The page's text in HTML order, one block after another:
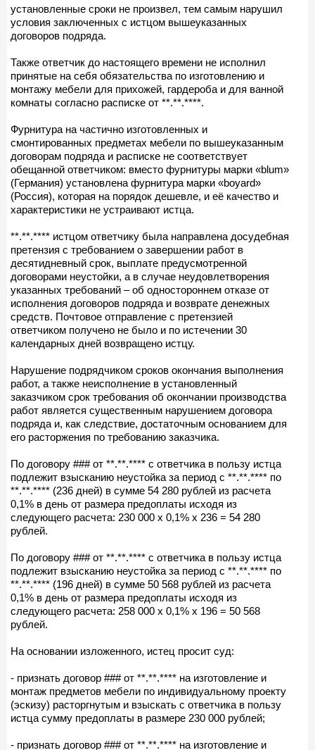
установленные сроки не произвел, тем самым нарушил
условия заключенных с истцом вышеуказанных
договоров подряда.
Также ответчик до настоящего времени не исполнил
принятые на себя обязательства по изготовлению и
монтажу мебели для прихожей, гардероба и для ванной
комнаты согласно расписке от **.**.****.
Фурнитура на частично изготовленных и
смонтированных предметах мебели по вышеуказанным
договорам подряда и расписке не соответствует
обещанной ответчиком: вместо фурнитуры марки «blum»
(Германия) установлена фурнитура марки «boyard»
(Россия), которая на порядок дешевле, и её качество и
характеристики не устраивают истца.
**.**.**** истцом ответчику была направлена досудебная
претензия с требованием о завершении работ в
десятидневный срок, выплате предусмотренной
договорами неустойки, а в случае неудовлетворения
указанных требований – об одностороннем отказе от
исполнения договоров подряда и возврате денежных
средств. Почтовое отправление с претензией
ответчиком получено не было и по истечении 30
календарных дней возвращено истцу.
Нарушение подрядчиком сроков окончания выполнения
работ, а также неисполнение в установленный
заказчиком срок требования об окончании производства
работ является существенным нарушением договора
подряда и, как следствие, достаточным основанием для
его расторжения по требованию заказчика.
По договору ### от **.**.**** с ответчика в пользу истца
подлежит взысканию неустойка за период с **.**.**** по
**.**.**** (236 дней) в сумме 54 280 рублей из расчета
0,1% в день от размера предоплаты исходя из
следующего расчета: 230 000 х 0,1% х 236 = 54 280
рублей.
По договору ### от **.**.**** с ответчика в пользу истца
подлежит взысканию неустойка за период с **.**.**** по
**.**.**** (196 дней) в сумме 50 568 рублей из расчета
0,1% в день от размера предоплаты исходя из
следующего расчета: 258 000 х 0,1% х 196 = 50 568
рублей.
На основании изложенного, истец просит суд:
- признать договор ### от **.**.**** на изготовление и
монтаж предметов мебели по индивидуальному проекту
(эскизу) расторгнутым и взыскать с ответчика в пользу
истца сумму предоплаты в размере 230 000 рублей;
- признать договор ### от **.**.**** на изготовление и